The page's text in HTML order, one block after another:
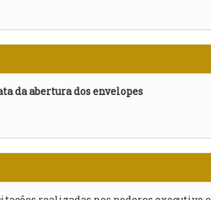
da abertura dos envelopes